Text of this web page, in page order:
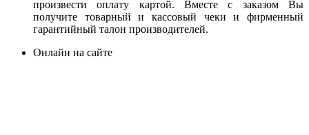
произвести оплату картой. Вместе с заказом Вы
получите товарный и кассовый чеки и фирменный
гарантийный талон производителей.
Онлайн на сайте